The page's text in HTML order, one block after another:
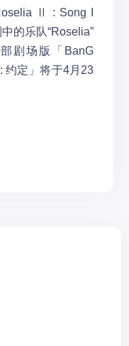
Ⅱ : Song I
的乐队“Roselia”
剧场版「BanG
约定」将于4月23